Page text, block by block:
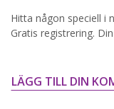
Hitta någon speciell i
Gratis registrering.
LÄGG TILL DIN